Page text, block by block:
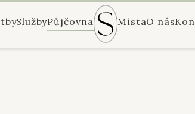
SlužbyPůjčovna MístaO nás